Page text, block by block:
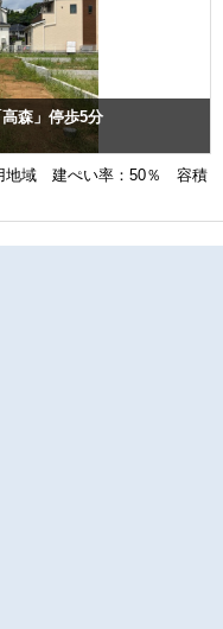
森」停歩5分
地域 建ぺい率：50％ 容積